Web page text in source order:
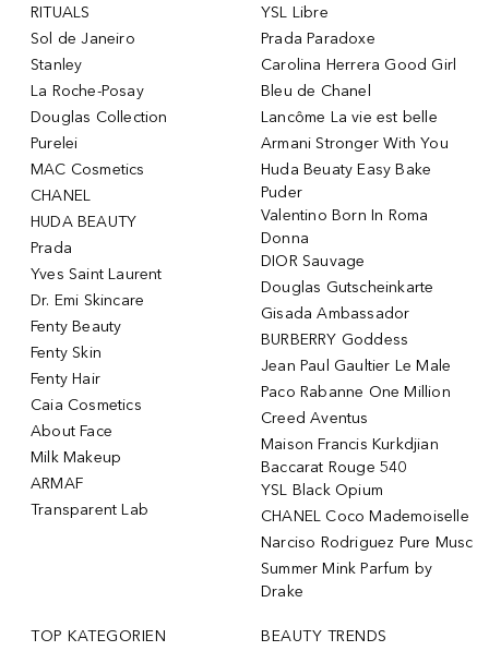
RITUALS
Sol de Janeiro
Stanley
La Roche-Posay
Douglas Collection
Purelei
MAC Cosmetics
CHANEL
HUDA BEAUTY
Prada
Yves Saint Laurent
Dr. Emi Skincare
Fenty Beauty
Fenty Skin
Fenty Hair
Caia Cosmetics
About Face
Milk Makeup
ARMAF
Transparent Lab
YSL Libre
Prada Paradoxe
Carolina Herrera Good Girl
Bleu de Chanel
Lancôme La vie est belle
Armani Stronger With You
Huda Beuaty Easy Bake
Puder
Valentino Born In Roma
Donna
DIOR Sauvage
Douglas Gutscheinkarte
Gisada Ambassador
BURBERRY Goddess
Jean Paul Gaultier Le Male
Paco Rabanne One Million
Creed Aventus
Maison Francis Kurkdjian
Baccarat Rouge 540
YSL Black Opium
CHANEL Coco Mademoiselle
Narciso Rodriguez Pure Musc
Summer Mink Parfum by
Drake
TOP KATEGORIEN BEAUTY TRENDS